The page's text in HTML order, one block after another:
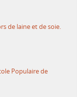
de laine et de soie.
Populaire de